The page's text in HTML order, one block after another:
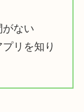
がない
リを知り